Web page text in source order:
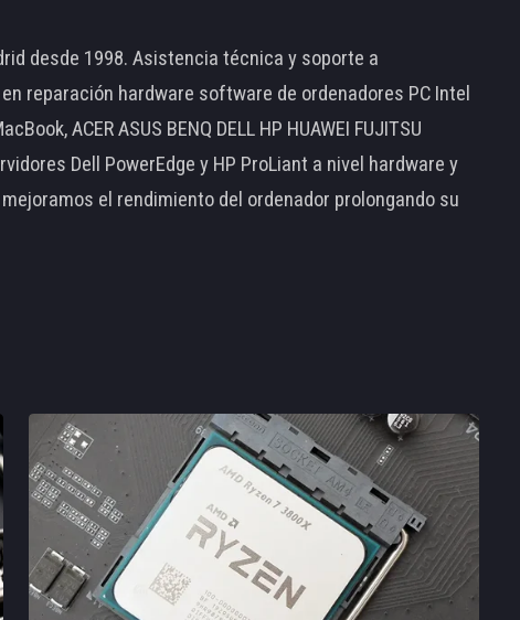
desde 1998. Asistencia técnica y soporte a
reparación hardware software de ordenadores PC Intel
ACER ASUS BENQ DELL HP HUAWEI FUJITSU
Dell PowerEdge y HP ProLiant a nivel hardware y
el rendimiento del ordenador prolongando su